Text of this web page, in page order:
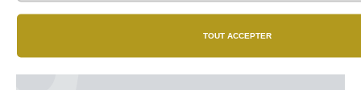
TOUT ACCEPTER